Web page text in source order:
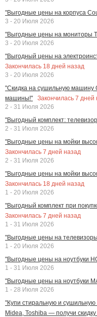
"Выгодные цены на корпуса
3 - 20 Июля 2026
"Выгодные цены на мониторы
3 - 20 Июля 2026
"Выгодный цены на
Закончилась 18 дней назад
3 - 20 Июля 2026
"Скидка на сушильную машину
машины!"
Закончилась 7 дней
2 - 31 Июля 2026
"Выгодный комплект:
2 - 31 Июля 2026
"Выгодные цены на мойки
Закончилась 7 дней назад
2 - 31 Июля 2026
"Выгодные цены на мойки
Закончилась 18 дней назад
1 - 20 Июля 2026
"Выгодный комплект при
Закончилась 7 дней назад
1 - 31 Июля 2026
"Выгодные цены на
1 - 20 Июля 2026
"Выгодные цены на ноутбуки
1 - 31 Июля 2026
"Выгодные цены на ноутбуки
1 - 28 Июля 2026
"Купи стиральную и
Midea, Toshiba — получи